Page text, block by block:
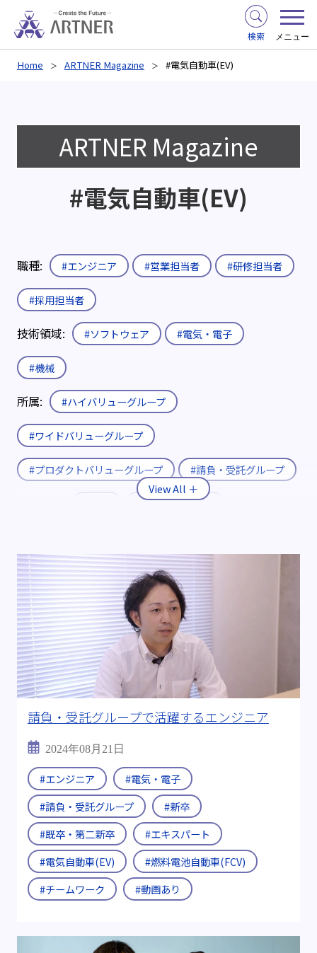
検索 メニュー
Home ARTNER Magazine #電気自動車(EV)
ARTNER Magazine
#電気自動車(EV)
職種: #エンジニア #営業担当者 #研修担当者
#採用担当者
技術領域: #ソフトウェア #電気・電子
#機械
所属: #ハイバリューグループ
#ワイドバリューグループ
#プロダクトバリューグループ #請負・受託グループ
#既卒・第二新卒
役職: #エキスパート #エキスパート補佐
制度: #エリア限定制度 #社内公募制度
#転職支援制度 #継続雇用制度
キーワード: #電気自動車(EV) #燃料電池
#半導体製造装置
#ビッグデータ #海外出張
#メーカーから転職 #チームワーク
＃ITエンジニア #資格取得 #多様な現場経験
#D＆I #その後を追う #ワークライフバランス
#2019年
請負・受託グループで活躍するエンジニア
2024年08月21日
#エンジニア
#電気・電子
#請負・受託グループ
#新卒
#既卒・第二新卒
#エキスパート
#電気自動車(EV)
#燃料電池自動車(FCV)
#チームワーク
#動画あり